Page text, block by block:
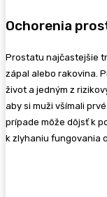
Ochorenia
Prostatu najčastejšie
zápal alebo rakovina.
život a jedným z
aby si muži všímali
prípade môže dôjsť k
k zlyhaniu fungovania